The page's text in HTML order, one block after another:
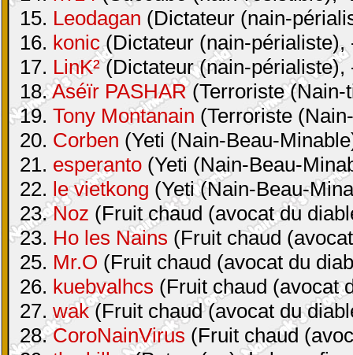
15. Leodagan (Dictateur (nain-
16. konic(Dictateur (nain-périaliste),
17. LinK²(Dictateur (nain-périaliste),
18.Aséïr PASHAR(Terroriste (Nain-
19. Tony Montanain (Terroriste
20. Corben (Yeti (Nain-Beau-
21. esperanto (Yeti (Nain-Beau-
22. le vietkong (Yeti (Nain-Beau-
23.Noz (Fruit chaud (avocat du
23. Ho les Nains (Fruit chaud
25. Mr.O (Fruit chaud (avocat du
26. kuebvalhcs (Fruit chaud (avocat
27. wak(Fruit chaud (avocat du
28.CoroNainVirus (Fruit chaud